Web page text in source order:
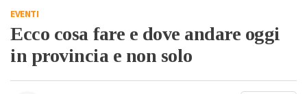
EVENTI
Ecco cosa fare e dove andare oggi
in provincia e non solo